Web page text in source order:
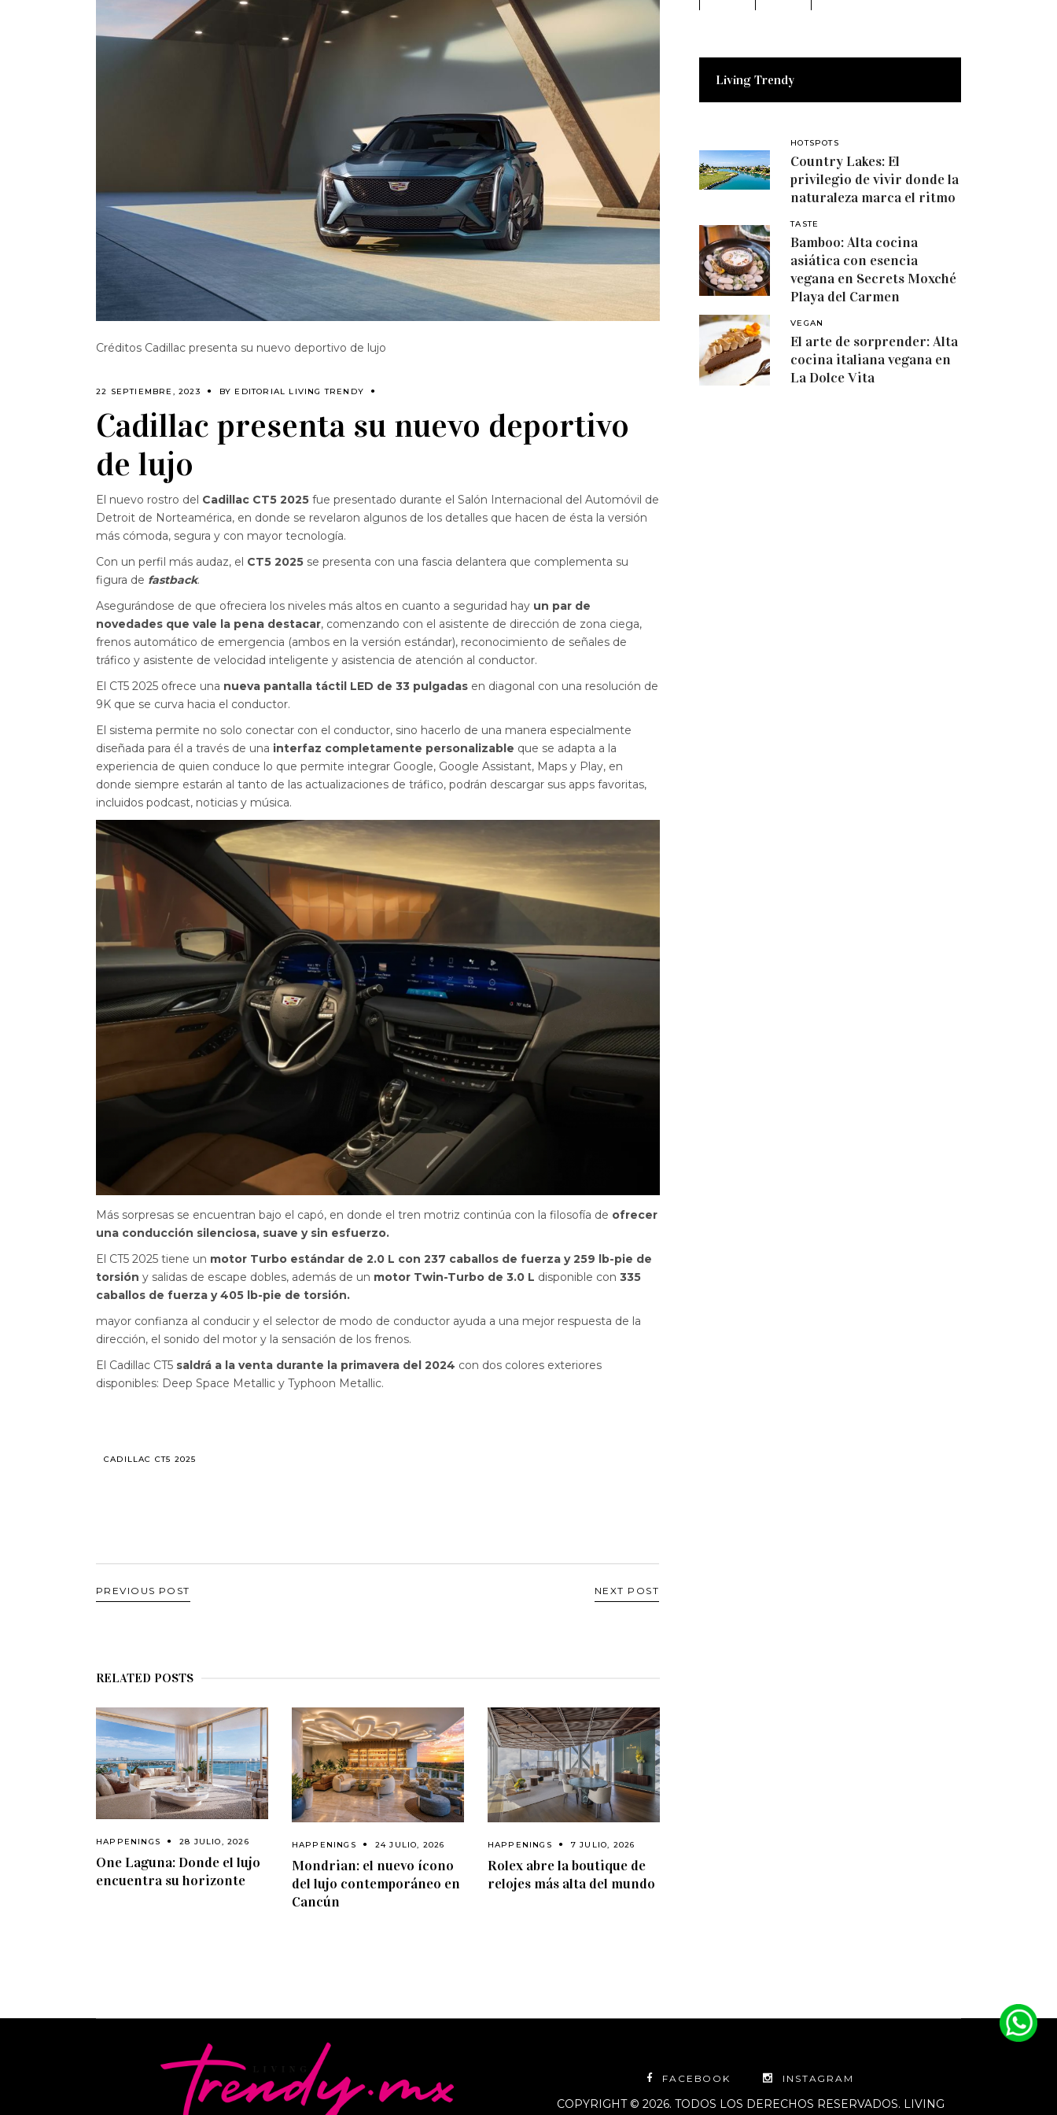
Créditos Cadillac presenta su nuevo deportivo de lujo
22 SEPTIEMBRE, 2023 BY EDITORIAL LIVING TRENDY
Cadillac presenta su nuevo deportivo
de lujo
El nuevo rostro del Cadillac CT5 2025 fue presentado durante el Salón Internacional del Automóvil de
Detroit de Norteamérica, en donde se revelaron algunos de los detalles que hacen de ésta la versión
más cómoda, segura y con mayor tecnología.
Con un perfil más audaz, el CT5 2025 se presenta con una fascia delantera que complementa su
figura de fastback.
Asegurándose de que ofreciera los niveles más altos en cuanto a seguridad hay un par de
novedades que vale la pena destacar, comenzando con el asistente de dirección de zona ciega,
frenos automático de emergencia (ambos en la versión estándar), reconocimiento de señales de
tráfico y asistente de velocidad inteligente y asistencia de atención al conductor.
El CT5 2025 ofrece una nueva pantalla táctil LED de 33 pulgadas en diagonal con una resolución de
9K que se curva hacia el conductor.
El sistema permite no solo conectar con el conductor, sino hacerlo de una manera especialmente
diseñada para él a través de una interfaz completamente personalizable que se adapta a la
experiencia de quien conduce lo que permite integrar Google, Google Assistant, Maps y Play, en
donde siempre estarán al tanto de las actualizaciones de tráfico, podrán descargar sus apps favoritas,
incluidos podcast, noticias y música.
Más sorpresas se encuentran bajo el capó, en donde el tren motriz continúa con la filosofía de ofrecer
una conducción silenciosa, suave y sin esfuerzo.
El CT5 2025 tiene un motor Turbo estándar de 2.0 L con 237 caballos de fuerza y 259 lb-pie de
torsión y salidas de escape dobles, además de un motor Twin-Turbo de 3.0 L disponible con 335
caballos de fuerza y 405 lb-pie de torsión.
mayor confianza al conducir y el selector de modo de conductor ayuda a una mejor respuesta de la
dirección, el sonido del motor y la sensación de los frenos.
El Cadillac CT5 saldrá a la venta durante la primavera del 2024 con dos colores exteriores
disponibles: Deep Space Metallic y Typhoon Metallic.
CADILLAC CT5 2025
PREVIOUS POST NEXT POST
RELATED POSTS
HAPPENINGS 28 JULIO, 2026
One Laguna: Donde el lujo
encuentra su horizonte
HAPPENINGS 24 JULIO, 2026
Mondrian: el nuevo ícono
del lujo contemporáneo en
Cancún
HAPPENINGS 7 JULIO, 2026
Rolex abre la boutique de
relojes más alta del mundo
Living Trendy
HOTSPOTS
Country Lakes: El
privilegio de vivir donde la
naturaleza marca el ritmo
TASTE
Bamboo: Alta cocina
asiática con esencia
vegana en Secrets Moxché
Playa del Carmen
VEGAN
El arte de sorprender: Alta
cocina italiana vegana en
La Dolce Vita
FACEBOOK INSTAGRAM
COPYRIGHT © 2026. TODOS LOS DERECHOS RESERVADOS. LIVING